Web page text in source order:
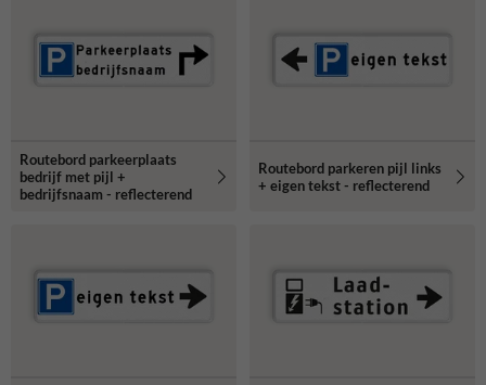
Routebord parkeerplaats
bedrijf met pijl +
bedrijfsnaam - reflecterend
Routebord parkeren pijl links
+ eigen tekst - reflecterend